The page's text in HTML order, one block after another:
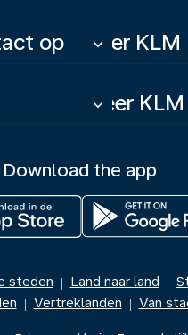
op Over KLM
keyboard_arrow_down
Meer KLM
keyboard_arrow_down
Download the app
steden | Land naar land |
| Vertreklanden | Van